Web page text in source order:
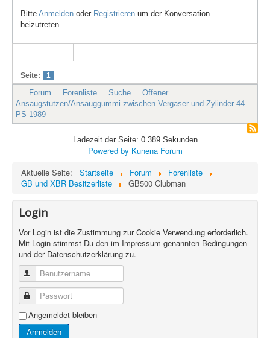
Bitte Anmelden oder Registrieren um der Konversation
beizutreten.
Seite: 1
Forum Forenliste Suche
Offener
Ansaugstutzen/Ansauggummi zwischen Vergaser und Zylinder 44
PS 1989
Ladezeit der Seite: 0.389 Sekunden
Powered by Kunena Forum
Aktuelle Seite:
Startseite Forum
Forenliste
GB und XBR Besitzerliste
GB500 Clubman
Login
Vor Login ist die Zustimmung zur Cookie Verwendung erforderlich.
Mit Login stimmst Du den im Impressum genannten Bedingungen
und der Datenschutzerklärung zu.
Benutzername
Passwort
Angemeldet bleiben
Anmelden